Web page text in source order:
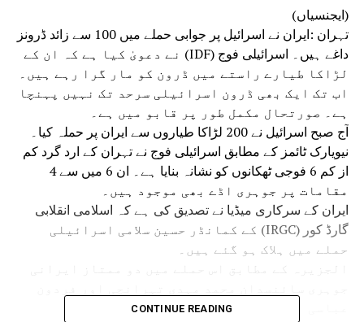
(ایجنسیاں)
تہران :ایران نے اسرائیل پر جوابی حملے میں 100 سے زائد ڈرونز
داغے ہیں۔ اسرائیلی فوج (IDF) نے دعویٰ کیا ہے کہ ان کے
لڑاکا طیارے راستے میں ڈرون کو مار گرا رہے ہیں۔
اب تک ایک بھی ڈرون اسرائیلی سرحد تک نہیں پہنچا
ہے۔ صورتحال مکمل طور پر قابو میں ہے۔
آج صبح اسرائیل نے 200 لڑاکا طیاروں سے ایران پر حملہ کیا۔
نیویارک ٹائمز کے مطابق اسرائیلی فوج نے تہران کے ارد گرد کم
از کم 6 فوجی ٹھکانوں کو نشانہ بنایا ہے۔ ان 6 میں سے 4
مقامات پر جوہری اڈے بھی موجود ہیں۔
ایران کے سرکاری میڈیا نے تصدیق کی ہے کہ اسلامی انقلابی
گارڈ کور (IRGC) کے کمانڈر حسین سلامی اسرائیلی
حملے میں ہلاک ہو گئے ہیں۔
الجزیرہ کے مطابق اس حملے میں دو ممتاز ایرانی
عباسی بھی مارے گئے ہیں۔CONTINUE READING